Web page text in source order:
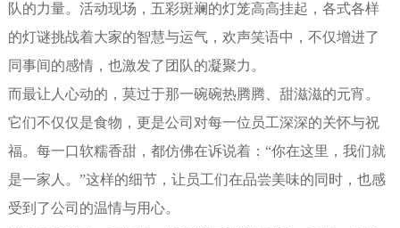
队的力量。活动现场，五彩斑斓的灯笼高高挂起，各式各样
的灯谜挑战着大家的智慧与运气，欢声笑语中，不仅增进了
同事间的感情，也激发了团队的凝聚力。
而最让人心动的，莫过于那一碗碗热腾腾、甜滋滋的元宵。
它们不仅仅是食物，更是公司对每一位员工深深的关怀与祝
福。每一口软糯香甜，都仿佛在诉说着： “你在这里，我们就
是一家人。”这样的细节，让员工们在品尝美味的同时，也感
受到了公司的温情与用心。